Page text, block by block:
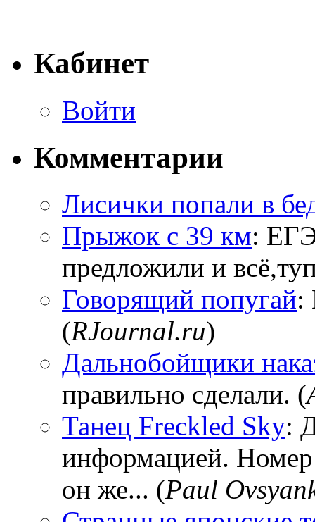
Кабинет
Войти
Комментарии
Лисички попали в
Прыжок с 39 км:
предложили и
Говорящий попугай:
(RJournal.ru)
Дальнобойщики
правильно сделали. (
Танец Freckled Sky:
информацией.
он же... (Paul